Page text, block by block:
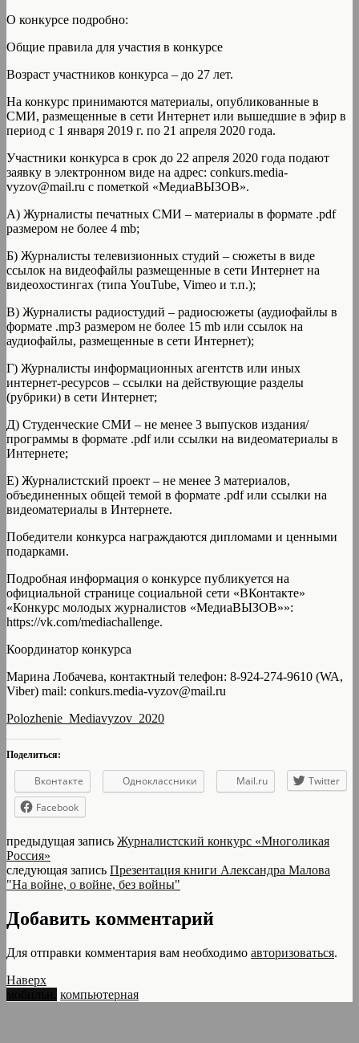
О конкурсе подробно:
Общие правила для участия в конкурсе
Возраст участников конкурса – до 27 лет.
На конкурс принимаются материалы, опубликованные в
СМИ, размещенные в сети Интернет или вышедшие в эфир в
период с 1 января 2019 г. по 21 апреля 2020 года.
Участники конкурса в срок до 22 апреля 2020 года подают
заявку в электронном виде на адрес: conkurs.media-
vyzov@mail.ru с пометкой «МедиаВЫЗОВ».
А) Журналисты печатных СМИ – материалы в формате .pdf
размером не более 4 mb;
Б) Журналисты телевизионных студий – сюжеты в виде
ссылок на видеофайлы размещенные в сети Интернет на
видеохостингах (типа YouTube, Vimeo и т.п.);
В) Журналисты радиостудий – радиосюжеты (аудиофайлы в
формате .mp3 размером не более 15 mb или ссылок на
аудиофайлы, размещенные в сети Интернет);
Г) Журналисты информационных агентств или иных
интернет-ресурсов – ссылки на действующие разделы
(рубрики) в сети Интернет;
Д) Студенческие СМИ – не менее 3 выпусков издания/
программы в формате .pdf или ссылки на видеоматериалы в
Интернете;
Е) Журналистский проект – не менее 3 материалов,
объединенных общей темой в формате .pdf или ссылки на
видеоматериалы в Интернете.
Победители конкурса награждаются дипломами и ценными
подарками.
Подробная информация о конкурсе публикуется на
официальной странице социальной сети «ВКонтакте»
«Конкурс молодых журналистов «МедиаВЫЗОВ»»:
https://vk.com/mediachallenge.
Координатор конкурса
Марина Лобачева, контактный телефон: 8-924-274-9610 (WA,
Viber) mail: conkurs.media-vyzov@mail.ru
Polozhenie_Mediavyzov_2020
Поделиться:
Вконтакте Одноклассники Mail.ru
Twitter
Facebook
предыдущая запись Журналистский конкурс «Многоликая
Россия»
следующая запись Презентация книги Александра Малова
"На войне, о войне, без войны"
Добавить комментарий
Для отправки комментария вам необходимо авторизоваться.
Наверх
компьютерная